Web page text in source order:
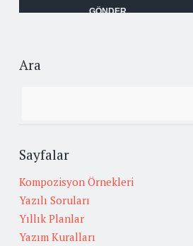
Ara
Sayfalar
Kompozisyon Örnekleri
Yazılı Soruları
Yıllık Planlar
Yazım Kuralları